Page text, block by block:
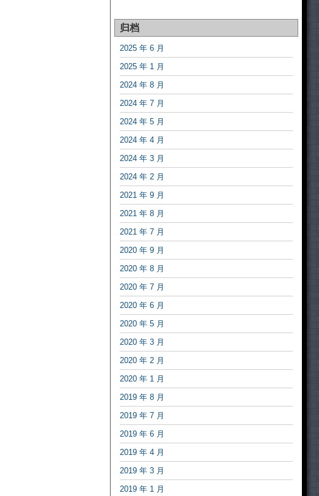
归档
2025 年 6 月
2025 年 1 月
2024 年 8 月
2024 年 7 月
2024 年 5 月
2024 年 4 月
2024 年 3 月
2024 年 2 月
2021 年 9 月
2021 年 8 月
2021 年 7 月
2020 年 9 月
2020 年 8 月
2020 年 7 月
2020 年 6 月
2020 年 5 月
2020 年 3 月
2020 年 2 月
2020 年 1 月
2019 年 8 月
2019 年 7 月
2019 年 6 月
2019 年 4 月
2019 年 3 月
2019 年 1 月